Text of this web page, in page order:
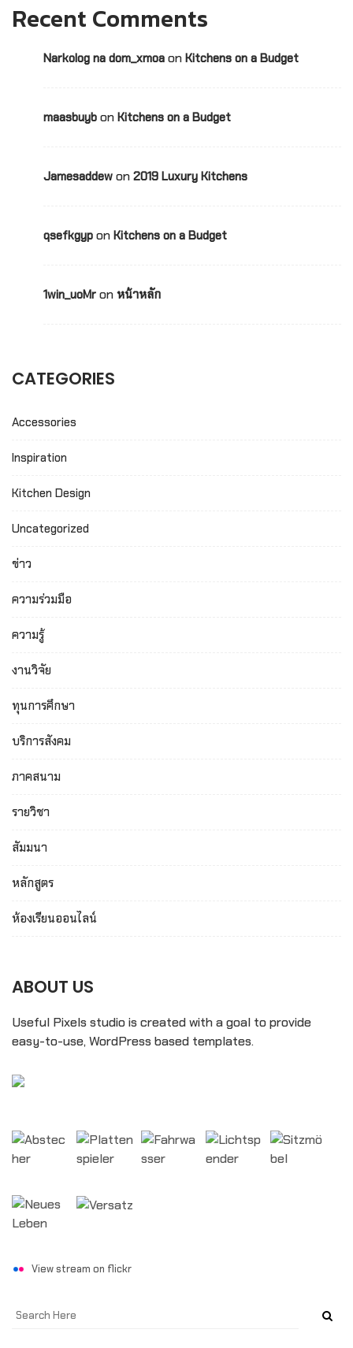
Recent Comments
Narkolog na dom_xmoa on Kitchens on a Budget
maasbuyb on Kitchens on a Budget
Jamesaddew on 2019 Luxury Kitchens
qsefkgyp on Kitchens on a Budget
1win_uoMr on หน้าหลัก
CATEGORIES
Accessories
Inspiration
Kitchen Design
Uncategorized
ข่าว
ความร่วมมือ
ความรู้
งานวิจัย
ทุนการศึกษา
บริการสังคม
ภาคสนาม
รายวิชา
สัมมนา
หลักสูตร
ห้องเรียนออนไลน์
ABOUT US
Useful Pixels studio is created with a goal to provide
easy-to-use, WordPress based templates.
View stream on flickr